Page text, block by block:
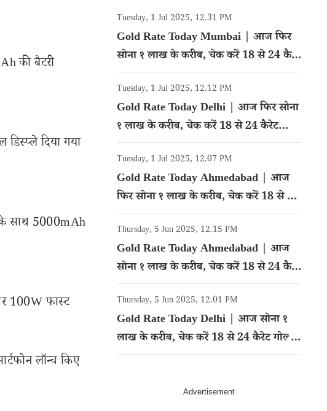
की बैटरी
दिया गया
के साथ 5000mAh
100W फास्ट
लॉन्च किए
Tuesday, 1 Jul 2025, 12.31 PM
Gold Rate Today Mumbai | आज फिर
सोना १ लाख के करीब, चेक करें 18 से 24 कैरेट
गोल्ड का रेट
Tuesday, 1 Jul 2025, 12.12 PM
Gold Rate Today Delhi | आज फिर सोना
१ लाख के करीब, चेक करें 18 से 24 कैरेट
गोल्ड का रेट
Tuesday, 1 Jul 2025, 12.07 PM
Gold Rate Today Ahmedabad | आज
फिर सोना १ लाख के करीब, चेक करें 18 से 24
कैरेट गोल्ड का रेट
Thursday, 5 Jun 2025, 12.15 PM
Gold Rate Today Ahmedabad | आज
सोना १ लाख के करीब, चेक करें 18 से 24 कैरेट
गोल्ड का रेट
Thursday, 5 Jun 2025, 12.01 PM
Gold Rate Today Delhi | आज सोना १
लाख के करीब, चेक करें 18 से 24 कैरेट गोल्ड
का रेट